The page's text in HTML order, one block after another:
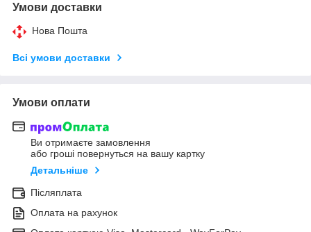
Умови доставки
Нова Пошта
Всі умови доставки
Умови оплати
Ви отримаєте замовлення
або гроші повернуться на вашу картку
Детальніше
Післяплата
Оплата на рахунок